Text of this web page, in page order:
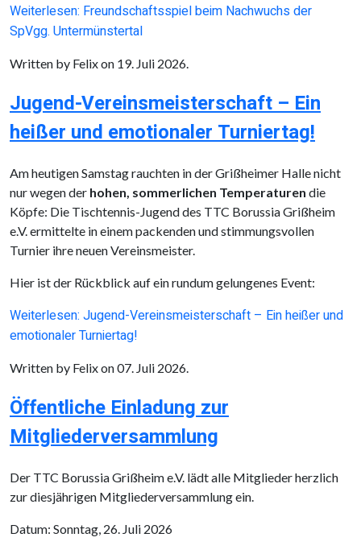
Weiterlesen: Freundschaftsspiel beim Nachwuchs der
SpVgg. Untermünstertal
Written by Felix on 19. Juli 2026.
Jugend-Vereinsmeisterschaft – Ein
heißer und emotionaler Turniertag!
Am heutigen Samstag rauchten in der Grißheimer Halle nicht
nur wegen der hohen, sommerlichen Temperaturen die
Köpfe: Die Tischtennis-Jugend des TTC Borussia Grißheim
e.V. ermittelte in einem packenden und stimmungsvollen
Turnier ihre neuen Vereinsmeister.
Hier ist der Rückblick auf ein rundum gelungenes Event:
Weiterlesen: Jugend-Vereinsmeisterschaft – Ein heißer und
emotionaler Turniertag!
Written by Felix on07. Juli 2026
Öffentliche Einladung zur
Mitgliederversammlung
Der TTC Borussia Grißheim e.V. lädt alle Mitglieder herzlich
zur diesjährigen Mitgliederversammlung ein.
Datum: Sonntag, 26. Juli 2026